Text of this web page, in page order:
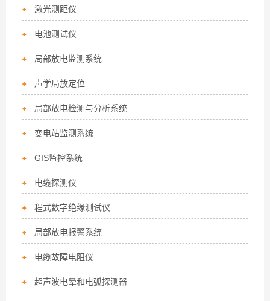
激光测距仪
电池测试仪
局部放电监测系统
声学局放定位
局部放电检测与分析系统
变电站监测系统
GIS监控系统
电缆探测仪
程式数字绝缘测试仪
局部放电报警系统
电缆故障电阻仪
超声波电晕和电弧探测器